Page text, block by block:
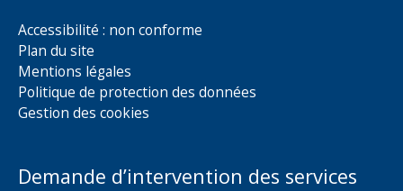
Accessibilité : non conforme
Plan du site
Mentions légales
Politique de protection des données
Gestion des cookies
Demande d’intervention des services